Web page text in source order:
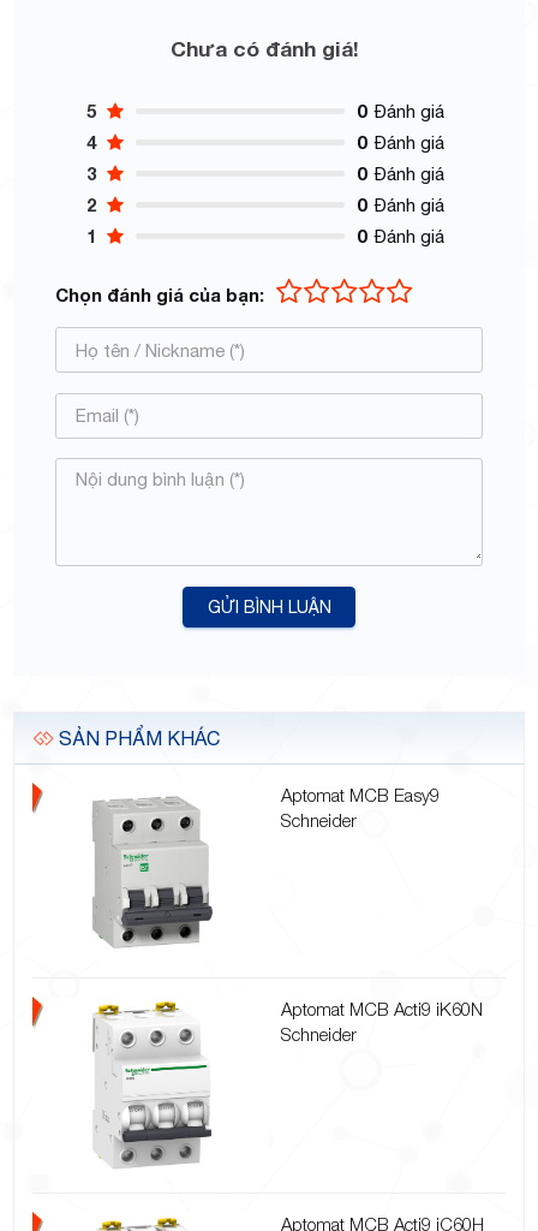
Chưa có đánh giá!
5 0 Đánh giá
4 0 Đánh giá
3 0 Đánh giá
2 0 Đánh giá
1 0 Đánh giá
Chọn đánh giá của bạn:
GỬI BÌNH LUẬN
SẢN PHẨM KHÁC
Aptomat MCB Easy9
Schneider
Aptomat MCB Acti9 iK60N
Schneider
Aptomat MCB Acti9 iC60H